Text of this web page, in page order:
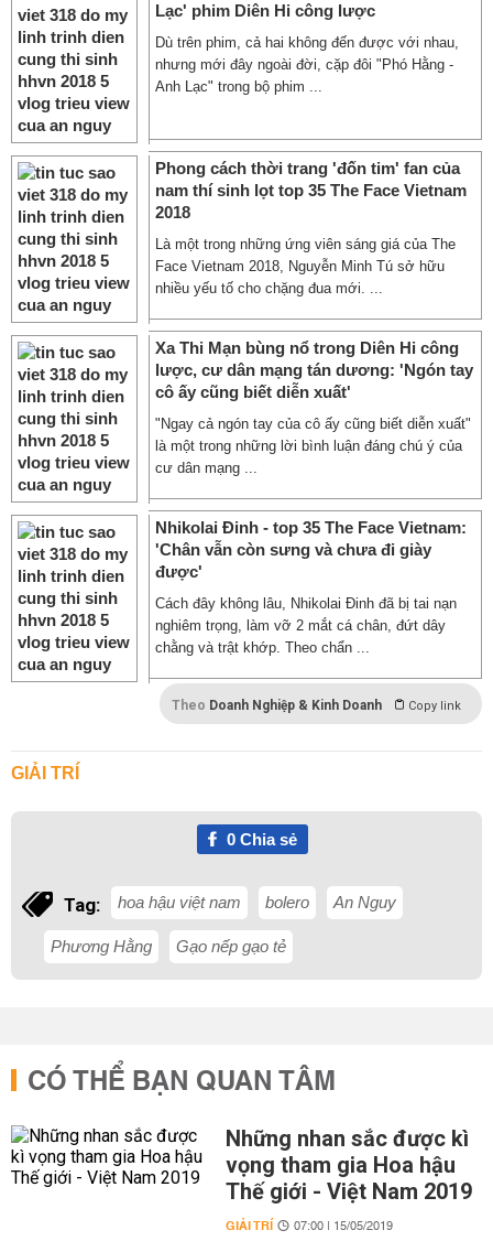
Lạc' phim Diên Hi công lược
Dù trên phim, cả hai không đến được với nhau,
nhưng mới đây ngoài đời, cặp đôi "Phó Hằng -
Anh Lạc" trong bộ phim ...
Phong cách thời trang 'đốn tim' fan của
nam thí sinh lọt top 35 The Face Vietnam
2018
Là một trong những ứng viên sáng giá của The
Face Vietnam 2018, Nguyễn Minh Tú sở hữu
nhiều yếu tố cho chặng đua mới. ...
Xa Thi Mạn bùng nổ trong Diên Hi công
lược, cư dân mạng tán dương: 'Ngón tay
cô ấy cũng biết diễn xuất'
"Ngay cả ngón tay của cô ấy cũng biết diễn xuất"
là một trong những lời bình luận đáng chú ý của
cư dân mạng ...
Nhikolai Đinh - top 35 The Face Vietnam:
'Chân vẫn còn sưng và chưa đi giày
được'
Cách đây không lâu, Nhikolai Đinh đã bị tai nạn
nghiêm trọng, làm vỡ 2 mắt cá chân, đứt dây
chằng và trật khớp. Theo chẩn ...
Theo Doanh Nghiệp & Kinh Doanh Copy link
GIẢI TRÍ
0Chia sẻ
Tag: hoa hậu việt nam bolero An Nguy
Phương Hằng Gạo nếp gạo tẻ
CÓ THỂ BẠN QUAN TÂM
Những nhan sắc được kì
vọng tham gia Hoa hậu
Thế giới - Việt Nam 2019
GIẢI TRÍ 07:00 | 15/05/2019